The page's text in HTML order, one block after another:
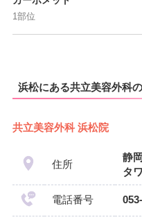
1部位
浜松にある共立美容外科
共立美容外科 浜松院
住所
静
タ
電話番号